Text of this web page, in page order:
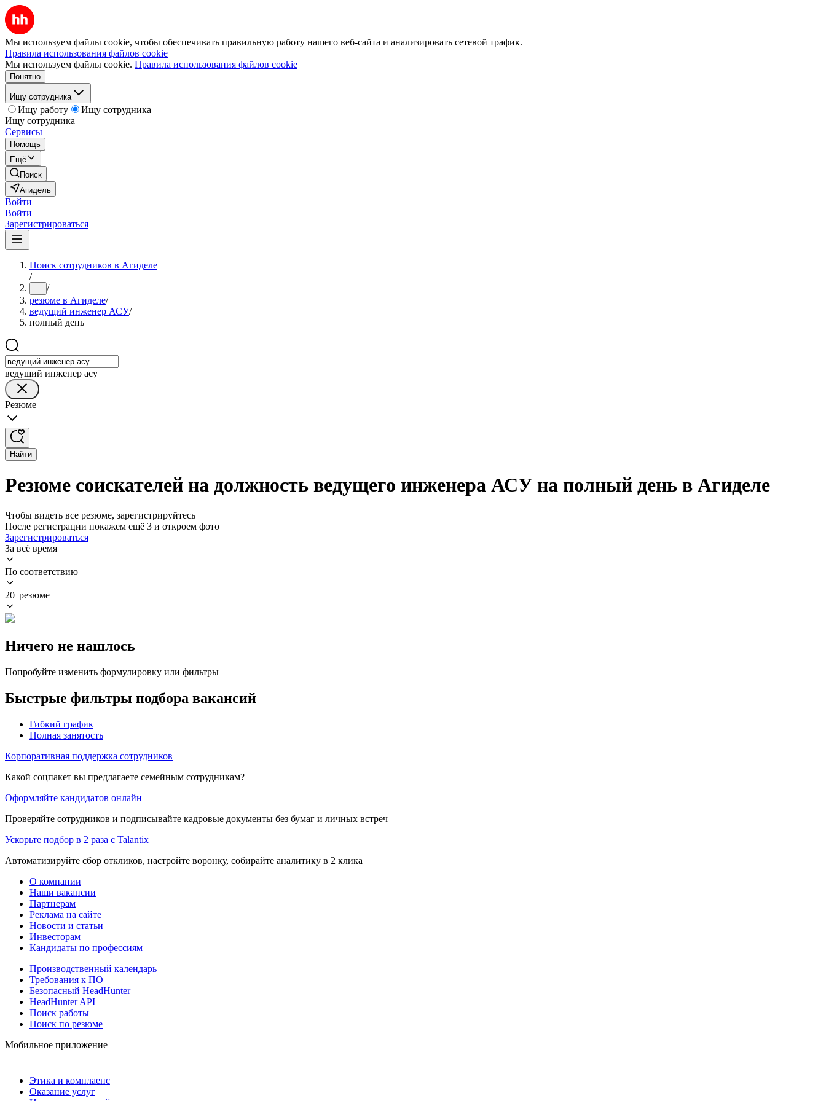
Мы используем файлы cookie, чтобы обеспечивать правильную работу нашего веб-сайта и анализировать сетевой трафик.
Правила использования файлов cookie
Мы используем файлы cookie. Правила использования файлов cookie
Понятно
Ищу сотрудника
Ищу работу
Ищу сотрудника
Ищу сотрудника
Сервисы
Помощь
Ещё
Поиск
Агидель
Войти
Войти
Зарегистрироваться
Поиск сотрудников в Агиделе
/
... /
резюме в Агиделе/
ведущий инженер АСУ/
полный день
ведущий инженер асу
Резюме
Найти
Резюме соискателей на должность ведущего инженера АСУ на полный день в Агиделе
Чтобы видеть все резюме, зарегистрируйтесь
После регистрации покажем ещё 3 и откроем фото
Зарегистрироваться
За всё время
По соответствию
20 резюме
Ничего не нашлось
Попробуйте изменить формулировку или фильтры
Быстрые фильтры подбора вакансий
Гибкий график
Полная занятость
Корпоративная поддержка сотрудников
Какой соцпакет вы предлагаете семейным сотрудникам?
Оформляйте кандидатов онлайн
Проверяйте сотрудников и подписывайте кадровые документы без бумаг и личных встреч
Ускорьте подбор в 2 раза с Talantix
Автоматизируйте сбор откликов, настройте воронку, собирайте аналитику в 2 клика
О компании
Наши вакансии
Партнерам
Реклама на сайте
Новости и статьи
Инвесторам
Кандидаты по профессиям
Производственный календарь
Требования к ПО
Безопасный HeadHunter
HeadHunter API
Поиск работы
Поиск по резюме
Мобильное приложение
Этика и комплаенс
Оказание услуг